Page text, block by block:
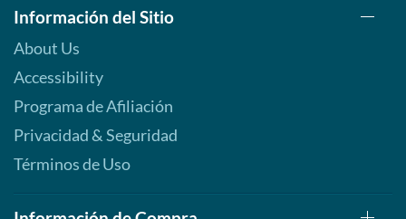
Información del Sitio
About Us
Accessibility
Programa de Afiliación
Privacidad & Seguridad
Términos de Uso